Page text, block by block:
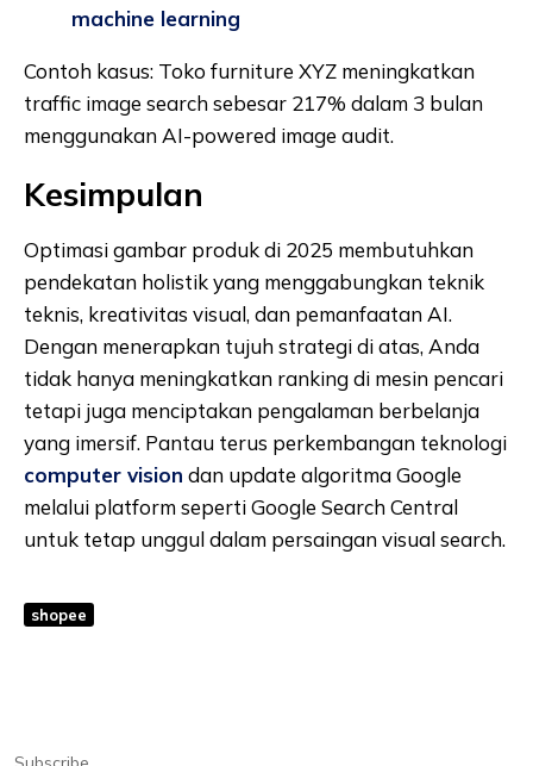
machine learning
Contoh kasus: Toko furniture XYZ meningkatkan
traffic image search sebesar 217% dalam 3 bulan
menggunakan AI-powered image audit.
Kesimpulan
Optimasi gambar produk di 2025 membutuhkan
pendekatan holistik yang menggabungkan teknik
teknis, kreativitas visual, dan pemanfaatan AI.
Dengan menerapkan tujuh strategi di atas, Anda
tidak hanya meningkatkan ranking di mesin pencari
tetapi juga menciptakan pengalaman berbelanja
yang imersif. Pantau terus perkembangan teknologi
computer vision dan update algoritma Google
melalui platform seperti Google Search Central
untuk tetap unggul dalam persaingan visual search.
shopee